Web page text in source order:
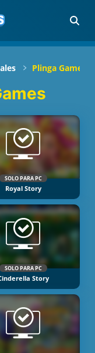
Plinga Games
SOLO PARA PC
Royal Story
SOLO PARA PC
Story